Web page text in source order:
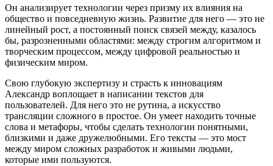
Он анализирует технологии через призму их влияния на
общество и повседневную жизнь. Развитие для него — это не
линейный рост, а постоянный поиск связей между, казалось
бы, разрозненными областями: между строгим алгоритмом и
творческим процессом, между цифровой реальностью и
физическим миром.
Свою глубокую экспертизу и страсть к инновациям
Александр воплощает в написании текстов для
пользователей. Для него это не рутина, а искусство
трансляции сложного в простое. Он умеет находить точные
слова и метафоры, чтобы сделать технологии понятными,
близкими и даже дружелюбными. Его тексты — это мост
между миром сложных разработок и живыми людьми,
которые ими пользуются.